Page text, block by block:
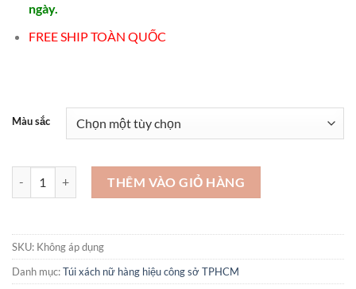
ngày.
FREE SHIP TOÀN QUỐC
Màu sắc
Túi xách nữ đi du lịch - TX584 số lượng
THÊM VÀO GIỎ HÀNG
SKU: Không áp dụng
Danh mục:Túi xách nữ hàng hiệu công sở TPHCM